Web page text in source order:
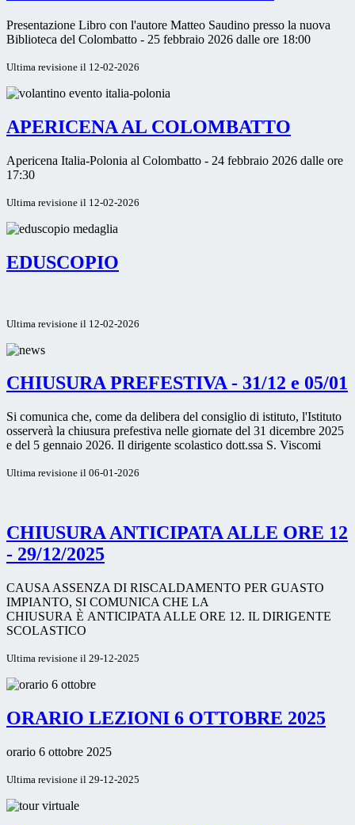
Presentazione Libro con l'autore Matteo Saudino presso la nuova
Biblioteca del Colombatto - 25 febbraio 2026 dalle ore 18:00
Ultima revisione il 12-02-2026
APERICENA AL COLOMBATTO
Apericena Italia-Polonia al Colombatto - 24 febbraio 2026 dalle ore
17:30
Ultima revisione il 12-02-2026
EDUSCOPIO
Ultima revisione il 12-02-2026
CHIUSURA PREFESTIVA - 31/12 e 05/01
Si comunica che, come da delibera del consiglio di istituto, l'Istituto
osserverà la chiusura prefestiva nelle giornate del 31 dicembre 2025
e del 5 gennaio 2026. Il dirigente scolastico dott.ssa S. Viscomi
Ultima revisione il 06-01-2026
CHIUSURA ANTICIPATA ALLE ORE 12
- 29/12/2025
CAUSA ASSENZA DI RISCALDAMENTO PER GUASTO
IMPIANTO, SI COMUNICA CHE LA
CHIUSURA È ANTICIPATA ALLE ORE 12. IL DIRIGENTE
SCOLASTICO
Ultima revisione il 29-12-2025
ORARIO LEZIONI 6 OTTOBRE 2025
orario 6 ottobre 2025
Ultima revisione il 29-12-2025